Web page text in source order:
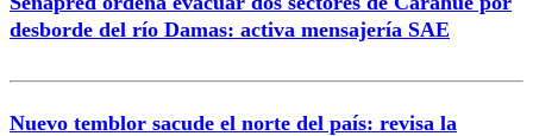
desborde del río Damas: activa mensajería SAE
Nuevo temblor sacude el norte del país: revisa la